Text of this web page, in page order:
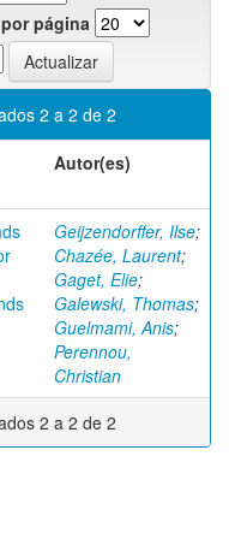
página
2 a 2 de 2
Autor(es)
Geijzendorffer, Ilse;
Chazée, Laurent;
Gaget, Elie;
Galewski, Thomas;
Guelmami, Anis;
Perennou,
Christian
2 a 2 de 2